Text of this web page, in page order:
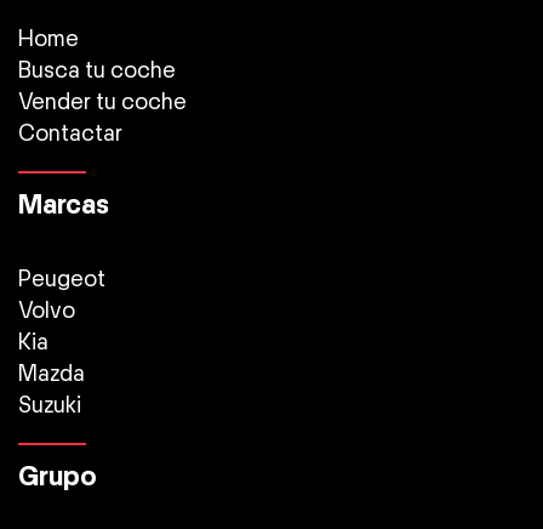
Home
Busca tu coche
Vender tu coche
Contactar
Marcas
Peugeot
Volvo
Kia
Mazda
Suzuki
Grupo